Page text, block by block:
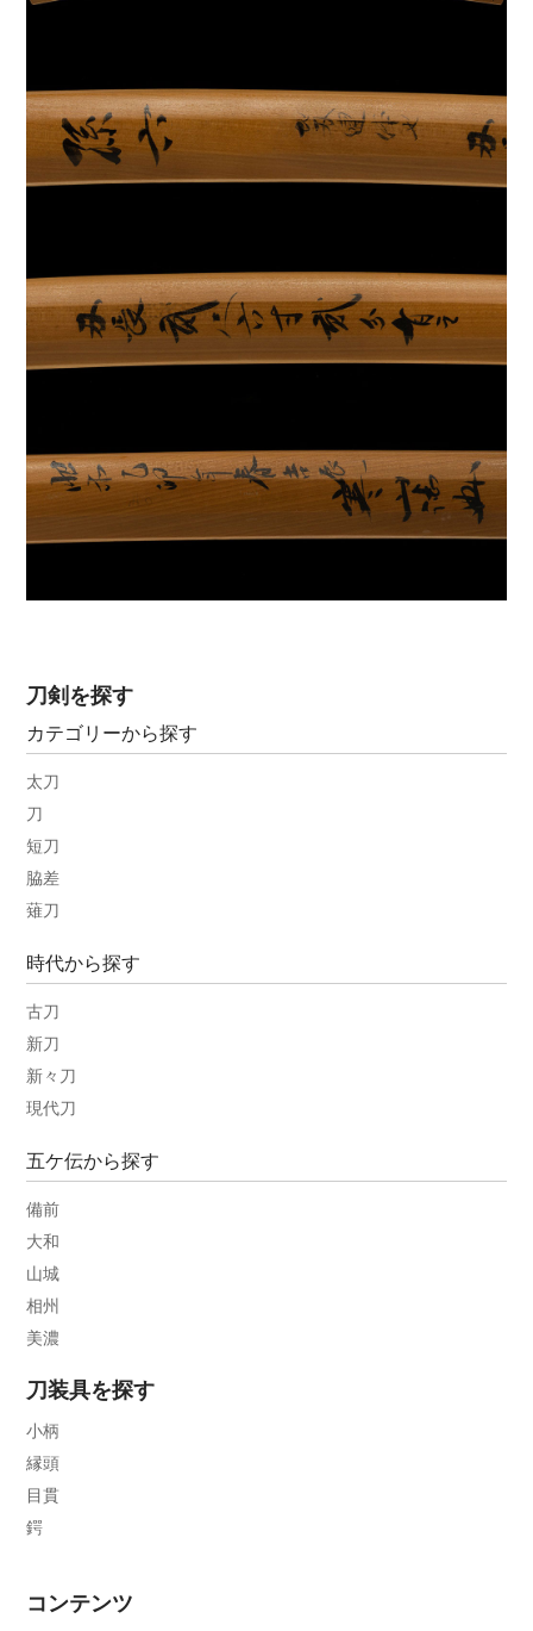
刀剣を探す
カテゴリーから探す
太刀
刀
短刀
脇差
薙刀
時代から探す
古刀
新刀
新々刀
現代刀
五ケ伝から探す
備前
大和
山城
相州
美濃
刀装具を探す
小柄
縁頭
目貫
鍔
コンテンツ